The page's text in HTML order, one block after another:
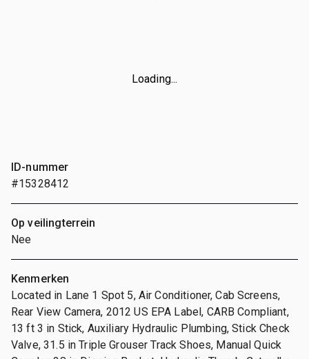
Loading...
ID-nummer
#15328412
Op veilingterrein
Nee
Kenmerken
Located in Lane 1 Spot 5, Air Conditioner, Cab Screens,
Rear View Camera, 2012 US EPA Label, CARB Compliant,
13 ft 3 in Stick, Auxiliary Hydraulic Plumbing, Stick Check
Valve, 31.5 in Triple Grouser Track Shoes, Manual Quick